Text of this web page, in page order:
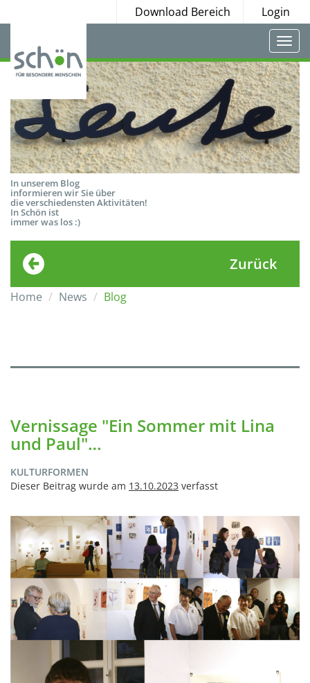
Download Bereich Login
In unserem Blog
informieren wir Sie über
die verschiedensten Aktivitäten!
In Schön ist
immer was los :)
Zurück
Home News Blog
Vernissage "Ein Sommer mit Lina
und Paul"…
KULTURFORMEN
Dieser Beitrag wurde am 13.10.2023 verfasst